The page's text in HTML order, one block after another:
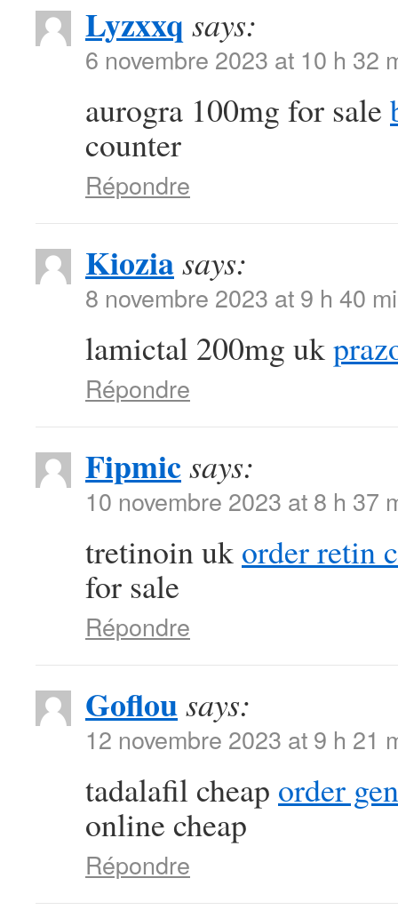
Lyzxxq says:
6 novembre 2023 at 10 h 32
aurogra 100mg for sale
counter
Répondre
Kioziasays:
8 novembre 2023 at 9 h 40
lamictal 200mg uk
Répondre
Fipmicsays:
10 novembre 2023 at 8 h 37
tretinoin uk order retin
for sale
Répondre
Goflousays:
12 novembre 2023 at 9 h 21
tadalafil cheap order
online cheap
Répondre